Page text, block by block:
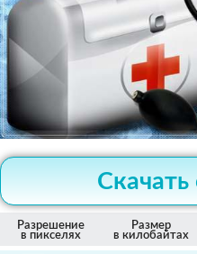
Разрешение
в пикселях
Размер
в килобайтах